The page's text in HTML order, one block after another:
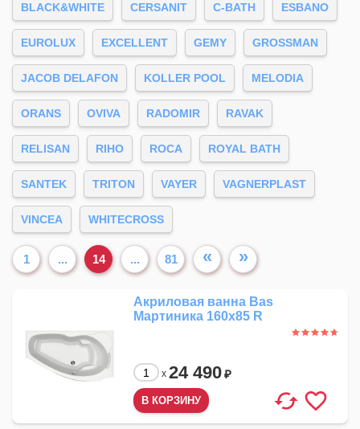
BLACK&WHITE CERSANIT C-BATH ESBANO
EUROLUX EXCELLENT GEMY GROSSMAN
JACOB DELAFON KOLLER POOL MELODIA
ORANS OVIVA RADOMIR RAVAK
RELISAN RIHO ROCA ROYAL BATH
SANTEK TRITON VAYER VAGNERPLAST
VINCEA WHITECROSS
1 ... 14 ... 81 « »
Акриловая ванна Bas
Мартиника 160x85 R
x 24 490₽